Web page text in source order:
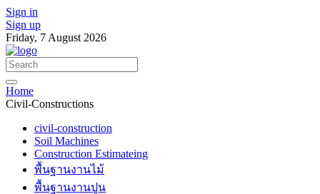
Sign in
Sign up
Friday, 7 August 2026
Home
Civil-Constructions
civil-construction
Soil Machines
Construction Estimateing
พื้นฐานงานไม้
พื้นฐานงานปูน